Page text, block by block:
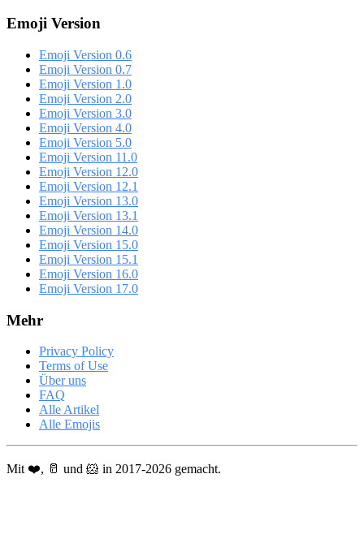
Emoji Version
Emoji Version 0.6
Emoji Version 0.7
Emoji Version 1.0
Emoji Version 2.0
Emoji Version 3.0
Emoji Version 4.0
Emoji Version 5.0
Emoji Version 11.0
Emoji Version 12.0
Emoji Version 12.1
Emoji Version 13.0
Emoji Version 13.1
Emoji Version 14.0
Emoji Version 15.0
Emoji Version 15.1
Emoji Version 16.0
Emoji Version 17.0
Mehr
Privacy Policy
Terms of Use
Über uns
FAQ
Alle Artikel
Alle Emojis
Mit ❤️, 🥛 und 🐹 in 2017-2026 gemacht.